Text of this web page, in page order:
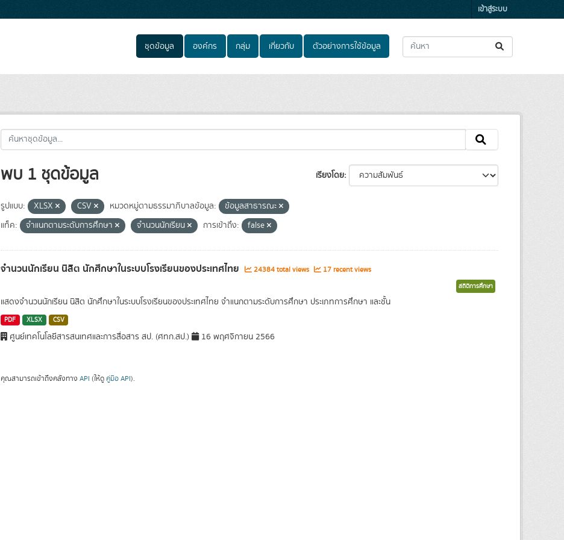
เข้าสู่ระบบ
ชุดข้อมูล องค์กร กลุ่ม เกี่ยวกับ ตัวอย่างการใช้ข้อมูล
เรียงโดย
พบ 1 ชุดข้อมูล
รูปแบบ: XLSX CSV หมวดหมู่ตามธรรมาภิบาลข้อมูล:
ข้อมูลสาธารณะ
แท็ค:
จำแนกตามระดับการศึกษา จำนวนนักเรียน การเข้าถึง: false
จำนวนนักเรียน นิสิต นักศึกษาในระบบโรงเรียนของประเทศไทย 24384 total views 17 recent views
สถิติการศึกษา
แสดงจำนวนนักเรียน นิสิต นักศึกษาในระบบโรงเรียนของประเทศไทย จำแนกตามระดับการศึกษา ประเภทการศึกษา และชั้น
PDF XLSX CSV
ศูนย์เทคโนโลยีสารสนเทศและการสื่อสาร สป. (ศทก.สป.) 16 พฤศจิกายน 2566
คุณสามารถเข้าถึงคลังทาง API (ให้ดู คู่มือ API).